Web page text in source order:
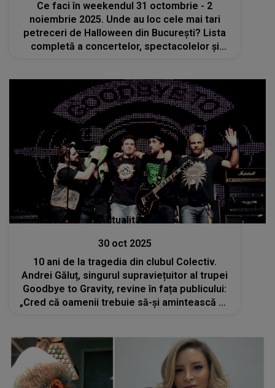
Ce faci în weekendul 31 octombrie - 2
noiembrie 2025. Unde au loc cele mai tari
petreceri de Halloween din București? Lista
completă a concertelor, spectacolelor și
Actualitate
30 oct 2025
10 ani de la tragedia din clubul Colectiv.
Andrei Găluț, singurul supraviețuitor al trupei
Goodbye to Gravity, revine în fața publicului:
„Cred că oamenii trebuie să-și amintească ce